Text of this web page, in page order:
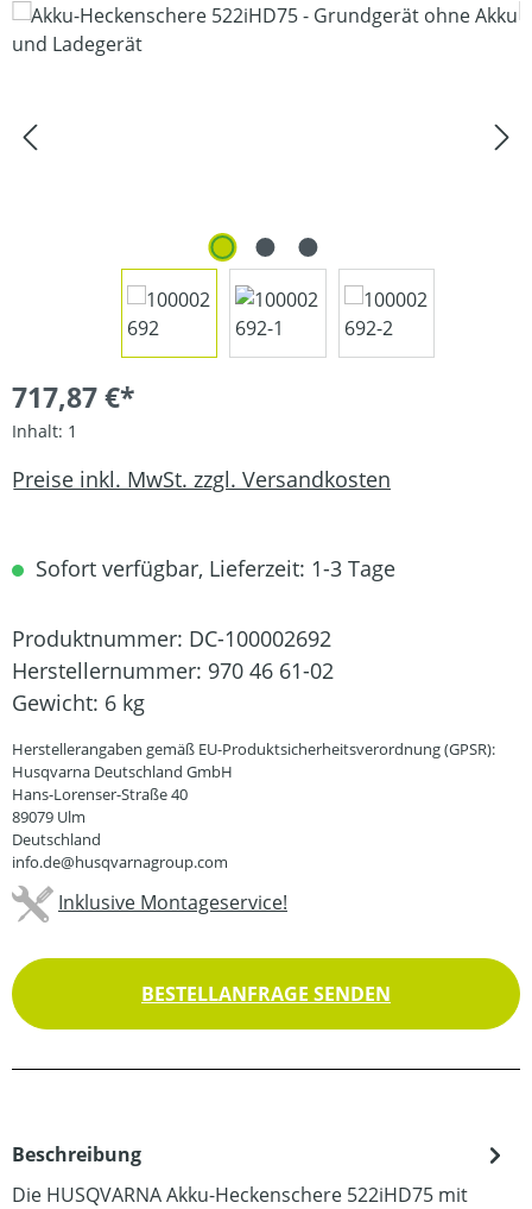
Bildergalerie überspringen
717,87 €*
Inhalt: 1
Preise inkl. MwSt. zzgl. Versandkosten
Sofort verfügbar, Lieferzeit: 1-3 Tage
Produktnummer: DC-100002692
Herstellernummer: 970 46 61-02
Gewicht: 6 kg
Herstellerangaben gemäß EU-Produktsicherheitsverordnung (GPSR):
Husqvarna Deutschland GmbH
Hans-Lorenser-Straße 40
89079 Ulm
Deutschland
info.de@husqvarnagroup.com
Inklusive Montageservice!
BESTELLANFRAGE SENDEN
Beschreibung
Die HUSQVARNA Akku-Heckenschere 522iHD75 mit